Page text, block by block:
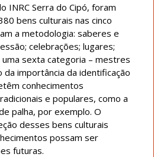
INRC Serra do Cipó, foram
bens culturais nas cinco
a metodologia: saberes e
celebrações; lugares;
uma sexta categoria – mestres
importância da identificação
conhecimentos
e populares, como a
palha, por exemplo. O
desses bens culturais
possam ser
futuras.